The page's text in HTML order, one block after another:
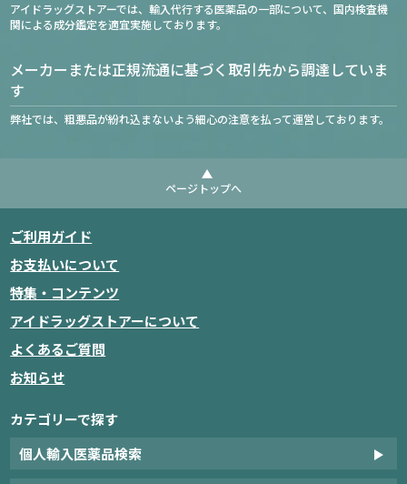
アイドラッグストアーでは、輸入代行する医薬品の一部について、国内検査機
関による成分鑑定を適宜実施しております。
メーカーまたは正規流通に基づく取引先から調達していま
す
弊社では、粗悪品が紛れ込まないよう細心の注意を払って運営しております。
ページトップへ
ご利用ガイド
お支払いについて
特集・コンテンツ
アイドラッグストアーについて
よくあるご質問
お知らせ
カテゴリーで探す
個人輸入医薬品検索